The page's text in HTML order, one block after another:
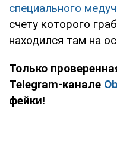
специального
счету которого
находился там на
Только
Telegram-канале
фейки!